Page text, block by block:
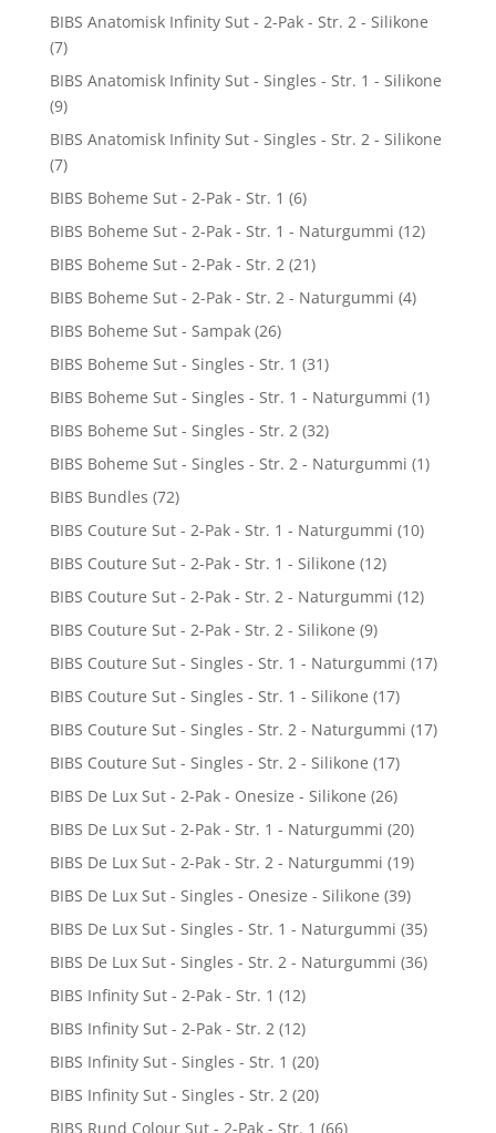
BIBS Anatomisk Infinity Sut - 2-Pak - Str. 2 - Silikone
(7)
BIBS Anatomisk Infinity Sut - Singles - Str. 1 - Silikone
(9)
BIBS Anatomisk Infinity Sut - Singles - Str. 2 - Silikone
(7)
BIBS Boheme Sut - 2-Pak - Str. 1 (6)
BIBS Boheme Sut - 2-Pak - Str. 1 - Naturgummi (12)
BIBS Boheme Sut - 2-Pak - Str. 2 (21)
BIBS Boheme Sut - 2-Pak - Str. 2 - Naturgummi (4)
BIBS Boheme Sut - Sampak (26)
BIBS Boheme Sut - Singles - Str. 1 (31)
BIBS Boheme Sut - Singles - Str. 1 - Naturgummi (1)
BIBS Boheme Sut - Singles - Str. 2 (32)
BIBS Boheme Sut - Singles - Str. 2 - Naturgummi (1)
BIBS Bundles (72)
BIBS Couture Sut - 2-Pak - Str. 1 - Naturgummi (10)
BIBS Couture Sut - 2-Pak - Str. 1 - Silikone (12)
BIBS Couture Sut - 2-Pak - Str. 2 - Naturgummi (12)
BIBS Couture Sut - 2-Pak - Str. 2 - Silikone (9)
BIBS Couture Sut - Singles - Str. 1 - Naturgummi (17)
BIBS Couture Sut - Singles - Str. 1 - Silikone (17)
BIBS Couture Sut - Singles - Str. 2 - Naturgummi (17)
BIBS Couture Sut - Singles - Str. 2 - Silikone (17)
BIBS De Lux Sut - 2-Pak - Onesize - Silikone (26)
BIBS De Lux Sut - 2-Pak - Str. 1 - Naturgummi (20)
BIBS De Lux Sut - 2-Pak - Str. 2 - Naturgummi (19)
BIBS De Lux Sut - Singles - Onesize - Silikone (39)
BIBS De Lux Sut - Singles - Str. 1 - Naturgummi (35)
BIBS De Lux Sut - Singles - Str. 2 - Naturgummi (36)
BIBS Infinity Sut - 2-Pak - Str. 1 (12)
BIBS Infinity Sut - 2-Pak - Str. 2 (12)
BIBS Infinity Sut - Singles - Str. 1 (20)
BIBS Infinity Sut - Singles - Str. 2 (20)
BIBS Rund Colour Sut - 2-Pak - Str. 1 (66)